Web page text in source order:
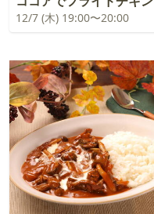
12/7 (木) 19:00〜20:00